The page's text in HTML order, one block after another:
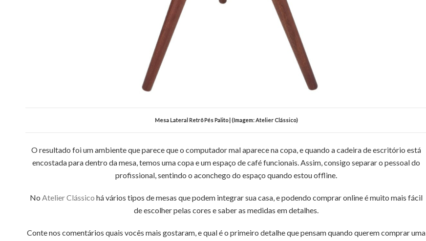
Mesa Lateral Retrô Pés Palito | (Imagem: Atelier Clássico)
O resultado foi um ambiente que parece que o computador mal aparece na copa, e quando a cadeira de escritório está
encostada para dentro da mesa, temos uma copa e um espaço de café funcionais. Assim, consigo separar o pessoal do
profissional, sentindo o aconchego do espaço quando estou offline.
NoAtelier Clássico há vários tipos de mesas que podem integrar sua casa, e podendo comprar online é muito mais fácil
de escolher pelas cores e saber as medidas em detalhes.
Conte nos comentários quais vocês mais gostaram, e qual é o primeiro detalhe que pensam quando querem comprar uma